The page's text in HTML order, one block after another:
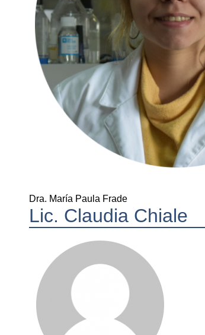
Dra. María Paula Frade
Lic. Claudia Chiale